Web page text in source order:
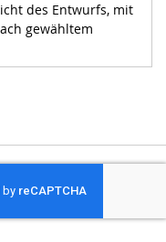
des Entwurfs, mit
gewähltem